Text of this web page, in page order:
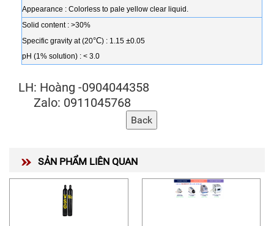
Appearance : Colorless to pale yellow clear liquid.
Solid content : >30%
Specific gravity at (20°C) : 1.15 ±0.05
pH (1% solution) : < 3.0
LH: Hoàng -0904044358
Zalo: 0911045768
SẢN PHẨM LIÊN QUAN